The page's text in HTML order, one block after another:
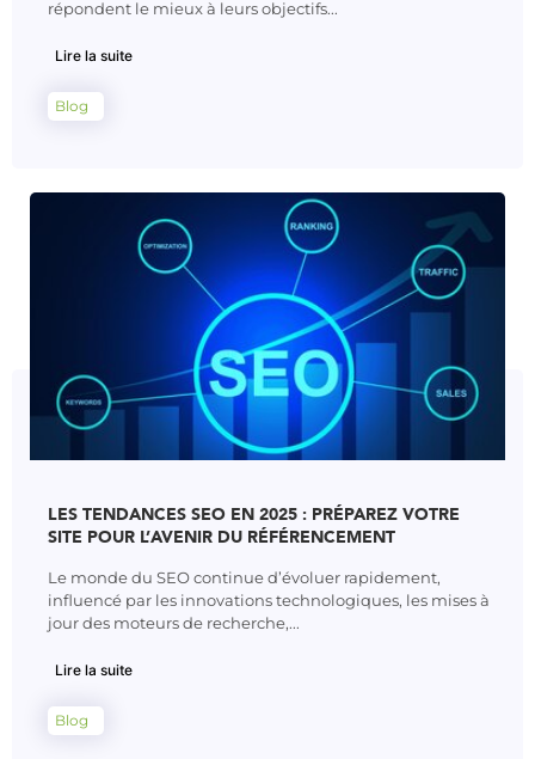
répondent le mieux à leurs objectifs...
Lire la suite
Blog
LES TENDANCES SEO EN 2025 : PRÉPAREZ VOTRE
SITE POUR L’AVENIR DU RÉFÉRENCEMENT
Le monde du SEO continue d’évoluer rapidement,
influencé par les innovations technologiques, les mises à
jour des moteurs de recherche,...
Lire la suite
Blog